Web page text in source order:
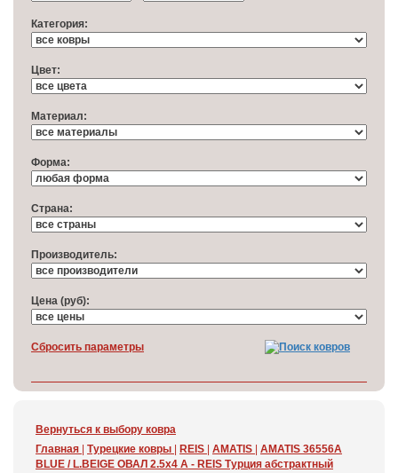
Категория:
Цвет:
Материал:
Форма:
Cтрана:
Производитель:
Цена (руб):
Cбросить параметры
Вернуться к выбору ковра
Главная
Турецкие ковры REIS AMATIS
AMATIS 36556A
BLUE / L.BEIGE ОВАЛ 2.5x4 А - REIS Турция абстрактный